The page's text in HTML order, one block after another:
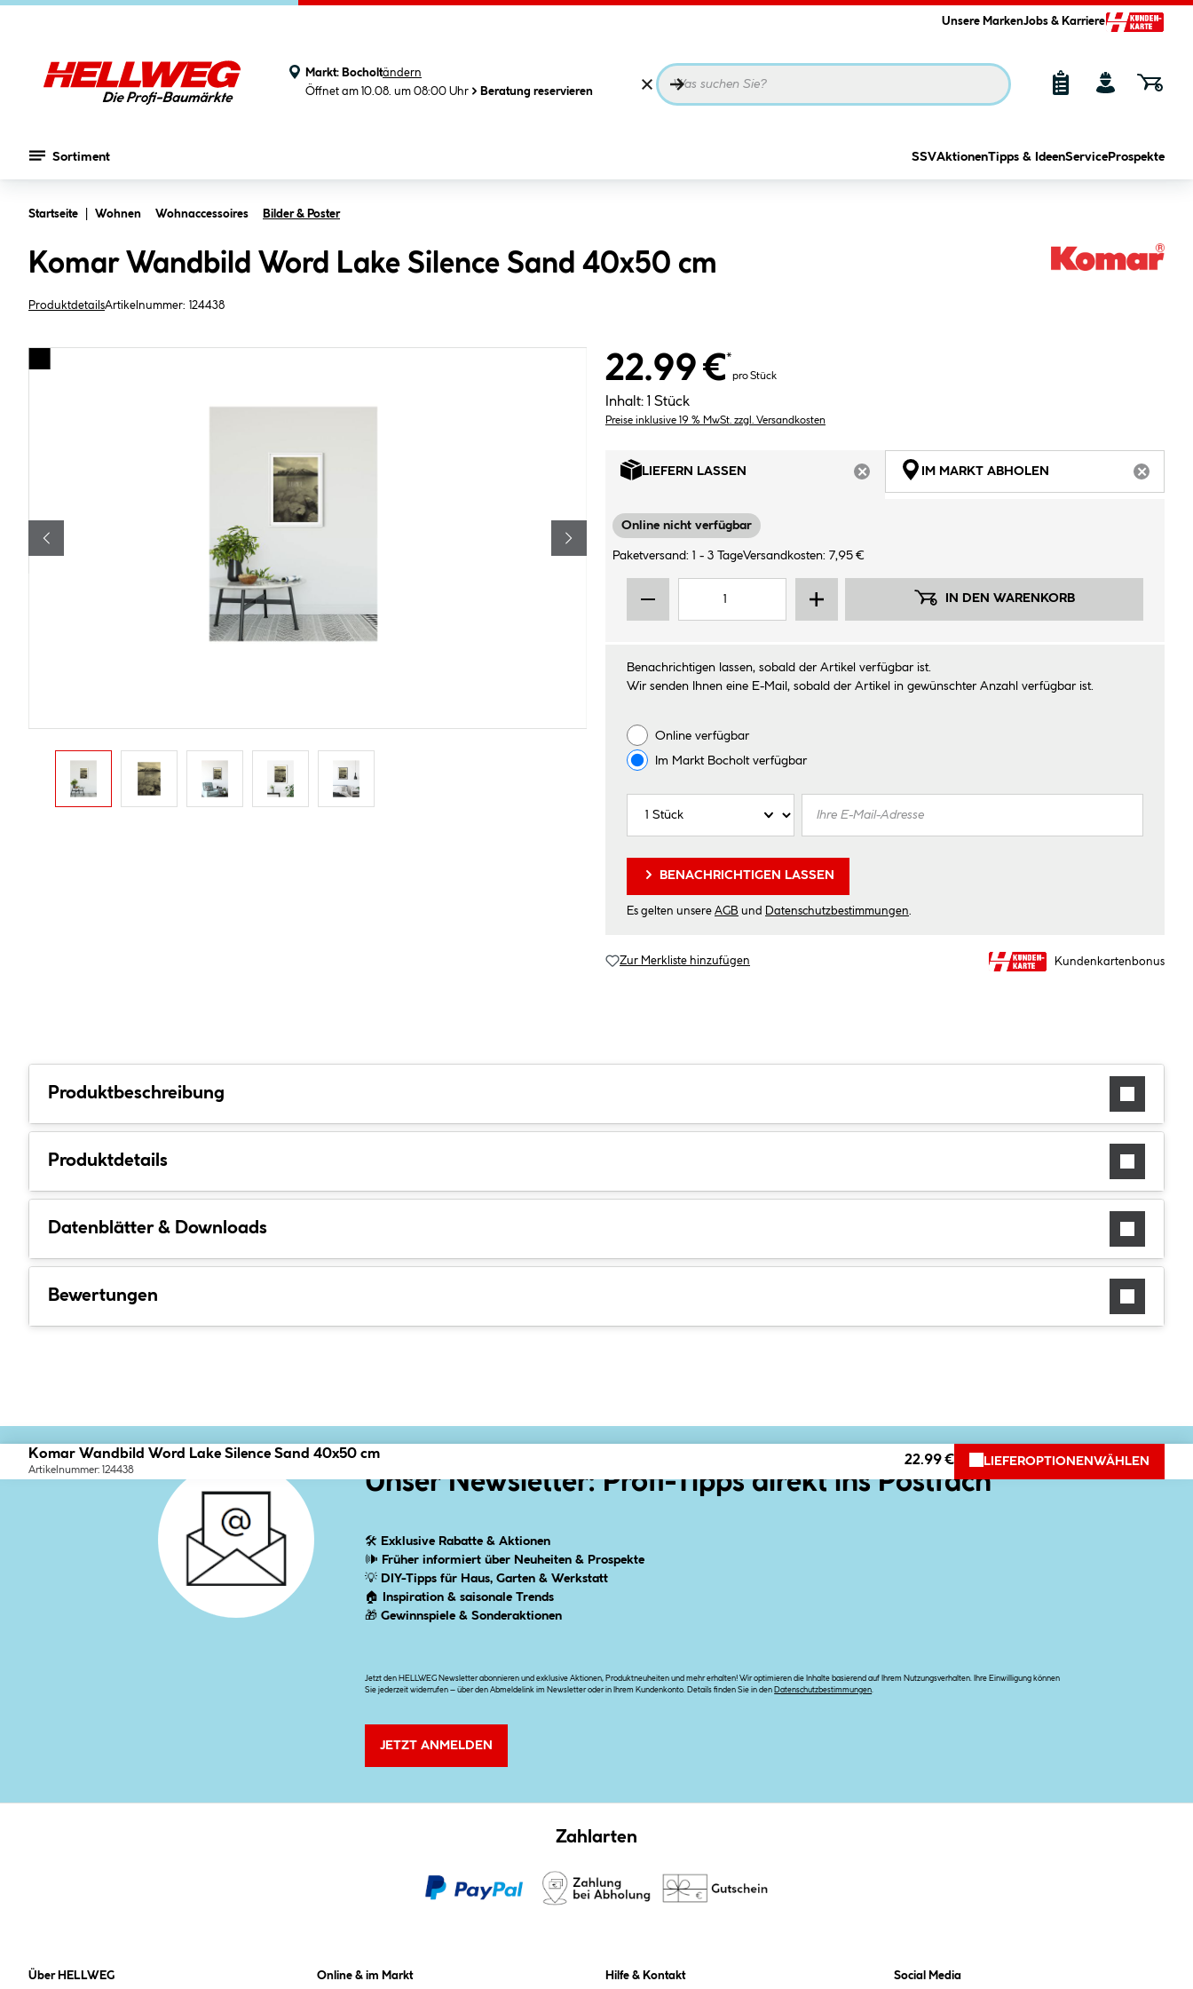
Unsere MarkenJobs & Karriere
Markt: Bocholtändern
Öffnet am 10.08. um 08:00 Uhr
Beratung reservieren
Sortiment SSVAktionenTipps & IdeenService Prospekte
Startseite Wohnen Wohnaccessoires Bilder & Poster
Komar Wandbild Word Lake Silence Sand 40x50 cm
ProduktdetailsArtikelnummer: 124438
22.99 €*
pro Stück
Inhalt: 1 Stück
Preise inklusive 19 % MwSt. zzgl. Versandkosten
LIEFERN LASSEN
ARTIKEL NICHT VERFÜGBAR
IM MARKT ABHOLEN
Online nicht verfügbar
Paketversand: 1 - 3 TageVersandkosten: 7,95 €
IN DEN WARENKORB
Benachrichtigen lassen, sobald der Artikel verfügbar ist.
Wir senden Ihnen eine E-Mail, sobald der Artikel in gewünschter Anzahl verfügbar ist.
Online verfügbar
Im Markt Bocholtverfügbar
BENACHRICHTIGEN LASSEN
Es gelten unsere AGB und Datenschutzbestimmungen
Zur Merkliste hinzufügen Kundenkartenbonus
Produktbeschreibung
Produktdetails
Datenblätter & Downloads
Bewertungen
Komar Wandbild Word Lake Silence Sand 40x50 cm
Artikelnummer: 124438
22.99 € LIEFEROPTIONEN WÄHLEN
Unser Newsletter: Profi-Tipps direkt ins Postfach
🛠 Exklusive Rabatte & Aktionen
🕪 Früher informiert über Neuheiten & Prospekte
💡 DIY-Tipps für Haus, Garten & Werkstatt
🏠
Inspiration & saisonale Trends
🎁Gewinnspiele & Sonderaktionen
Jetzt den HELLWEG Newsletter abonnieren und exklusive Aktionen, Produktneuheiten und mehr erhalten! Wir optimieren die Inhalte basierend auf Ihrem Nutzungsverhalten. Ihre Einwilligung können
Sie jederzeit widerrufen – über den Abmeldelink im Newsletter oder in Ihrem Kundenkonto. Details finden Sie in den Datenschutzbestimmungen
JETZT ANMELDEN
Zahlarten
Über HELLWEG Online & im Markt Hilfe & Kontakt Social Media